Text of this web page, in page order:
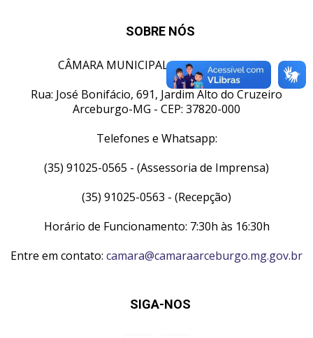
SOBRE NÓS
CÂMARA MUNICIPAL DE ARCEBURGO
Rua: José Bonifácio, 691, Jardim Alto do Cruzeiro
Arceburgo-MG - CEP: 37820-000
Telefones e Whatsapp:
(35) 91025-0565 - (Assessoria de Imprensa)
(35) 91025-0563 - (Recepção)
Horário de Funcionamento: 7:30h às 16:30h
Entre em contato: camara@camaraarceburgo.mg.gov.br
SIGA-NOS